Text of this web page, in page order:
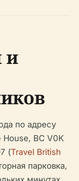
и
по адресу
House, BC V0K
(Travel British
парковка,